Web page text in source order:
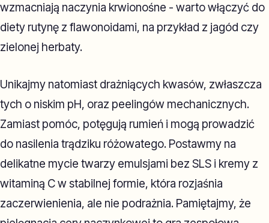
wzmacniają naczynia krwionośne - warto włączyć do
diety rutynę z flawonoidami, na przykład z jagód czy
zielonej herbaty.
Unikajmy natomiast drażniących kwasów, zwłaszcza
tych o niskim pH, oraz peelingów mechanicznych.
Zamiast pomóc, potęgują rumień i mogą prowadzić
do nasilenia trądziku różowatego. Postawmy na
delikatne mycie twarzy emulsjami bez SLS i kremy z
witaminą C w stabilnej formie, która rozjaśnia
zaczerwienienia, ale nie podrażnia. Pamiętajmy, że